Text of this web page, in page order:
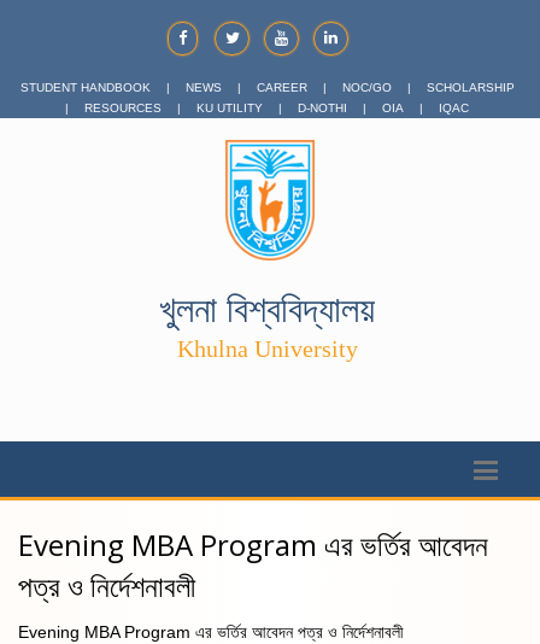
STUDENT HANDBOOK | NEWS | CAREER | NOC/GO |
SCHOLARSHIP
|
RESOURCES | KU UTILITY | D-NOTHI | OIA | IQAC
খুলনা বিশ্ববিদ্যালয়
Khulna University
Evening MBA Program এর ভর্তির আবেদন
পত্র ও নির্দেশনাবলী
Evening MBA Program এর ভর্তির আবেদন পত্র ও নির্দেশনাবলী